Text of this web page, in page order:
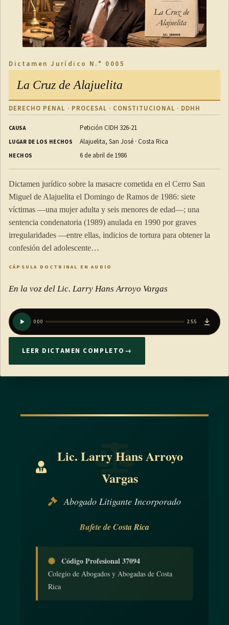
Dictamen Jurídico N.° 0005
La Cruz de Alajuelita
DERECHO PENAL · PROCESAL · CONSTITUCIONAL · DDHH
CAUSA Petición CIDH 326-21
LUGAR DE LOS HECHOS Alajuelita, San José · Costa Rica
HECHOS 6 de abril de 1986
Dictamen jurídico sobre la masacre cometida en el Cerro San
Miguel de Alajuelita el Domingo de Ramos de 1986: siete
víctimas —una mujer adulta y seis menores de edad—; una
sentencia condenatoria (1989) anulada en 1990 por graves
irregularidades —entre ellas, indicios de tortura para obtener la
confesión del adolescente…
CÁPSULA DOCTRINAL EN AUDIO
En la voz del Lic. Larry Hans Arroyo Vargas
0:00 2:55
LEER DICTAMEN COMPLETO →
Lic. Larry Hans Arroyo
Vargas
Abogado Litigante Incorporado
Bufete de Costa Rica
Código Profesional 37094
Colegio de Abogados y Abogadas de Costa
Rica